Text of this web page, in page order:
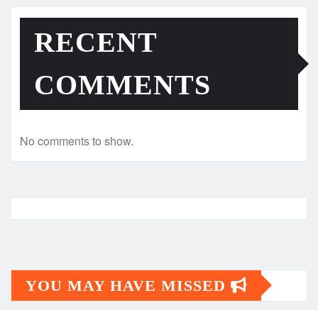
RECENT
COMMENTS
No comments to show.
YOU MAY HAVE MISSED